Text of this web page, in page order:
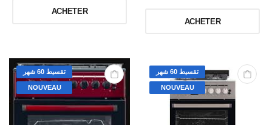
ACHETER
ACHETER
تقسيط 60 شهر
NOUVEAU
تقسيط 60 شهر
NOUVEAU